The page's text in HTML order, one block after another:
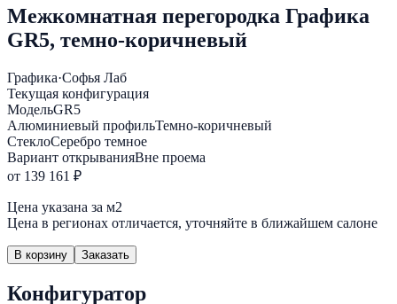
Межкомнатная перегородка Графика
GR5, темно-коричневый
Графика·Софья Лаб
Текущая конфигурация
МодельGR5
Алюминиевый профильТемно-коричневый
СтеклоСеребро темное
Вариант открыванияВне проема
от 139 161 ₽
Цена указана за м2
Цена в регионах отличается, уточняйте в ближайшем салоне
В корзину Заказать
Конфигуратор